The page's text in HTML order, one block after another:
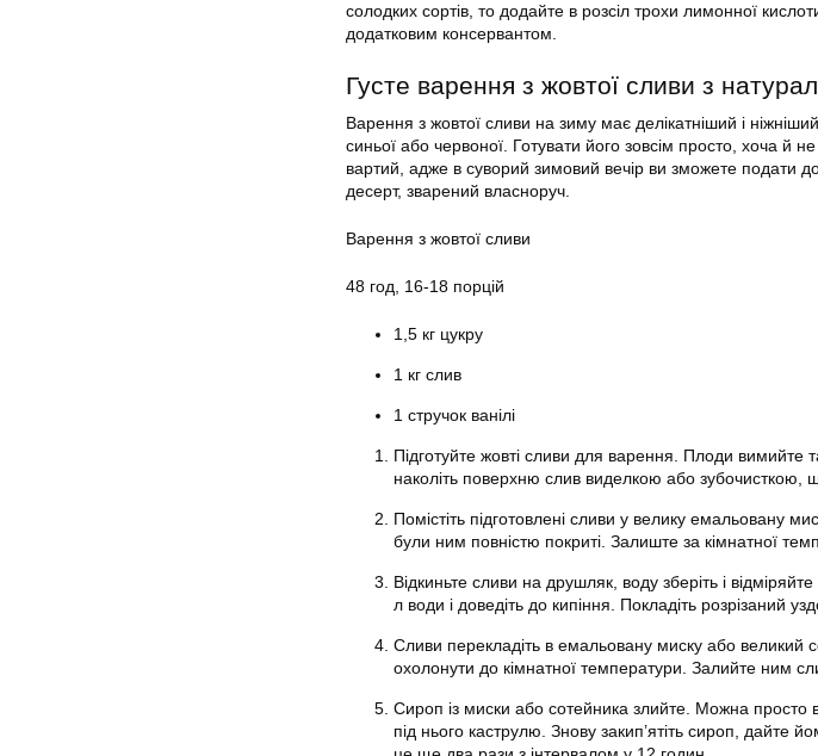
солодких сортів, то додайте в розсіл трохи лимонної
додатковим консервантом.
Густе варення з жовтої сливи з
Варення з жовтої сливи на зиму має делікатніший і
синьої або червоної. Готувати його зовсім просто, хоча й
вартий, адже в суворий зимовий вечір ви зможете подати
десерт, зварений власноруч.
Варення з жовтої сливи
48 год, 16-18 порцій
1,5 кг цукру
1 кг слив
1 стручок ванілі
Підготуйте жовті сливи для варення. Плоди
наколіть поверхню слив виделкою або зубочисткою,
Помістіть підготовлені сливи у велику емальовану
були ним повністю покриті. Залиште за кімнатної
Відкиньте сливи на друшляк, воду зберіть і
л води і доведіть до кипіння. Покладіть розрізаний
Сливи перекладіть в емальовану миску або великий
охолонути до кімнатної температури. Залийте ним
Сироп із миски або сотейника злийте. Можна просто
під нього каструлю. Знову закип’ятіть сироп, дайте